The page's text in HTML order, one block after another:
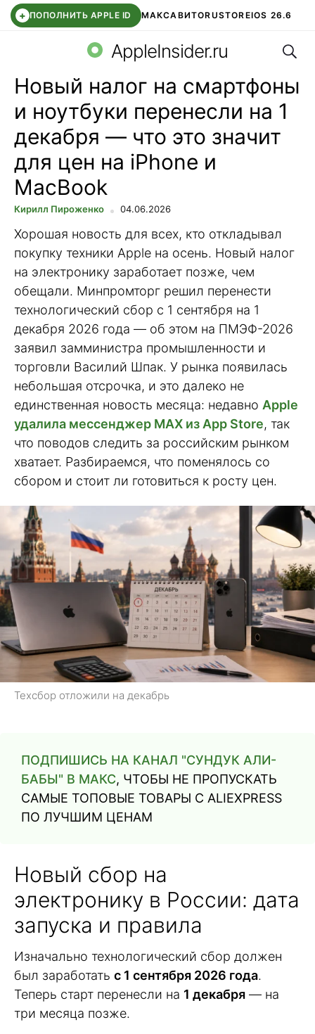
+ ПОПОЛНИТЬ APPLE ID МАКСАВИТОRUSTOREIOS 26.6
СБЕР КИДС ВТБ ОНЛАЙН ЧАТ В ROBLOX
AppleInsider.ru
Новый налог на смартфоны
и ноутбуки перенесли на 1
декабря — что это значит
для цен на iPhone и
MacBook
Кирилл Пироженко 04.06.2026
Хорошая новость для всех, кто откладывал
покупку техники Apple на осень. Новый налог
на электронику заработает позже, чем
обещали. Минпромторг решил перенести
технологический сбор с 1 сентября на 1
декабря 2026 года — об этом на ПМЭФ-2026
заявил замминистра промышленности и
торговли Василий Шпак. У рынка появилась
небольшая отсрочка, и это далеко не
единственная новость месяца: недавно Apple
удалила мессенджер MAX из App Store, так
что поводов следить за российским рынком
хватает. Разбираемся, что поменялось со
сбором и стоит ли готовиться к росту цен.
Техсбор отложили на декабрь
ПОДПИШИСЬ НА КАНАЛ "СУНДУК АЛИ-
БАБЫ" В МАКС, ЧТОБЫ НЕ ПРОПУСКАТЬ
САМЫЕ ТОПОВЫЕ ТОВАРЫ С ALIEXPRESS
ПО ЛУЧШИМ ЦЕНАМ
Новый сбор на
электронику в России: дата
запуска и правила
Изначально технологический сбор должен
был заработать с 1 сентября 2026 года.
Теперь старт перенесли на 1 декабря — на
три месяца позже.